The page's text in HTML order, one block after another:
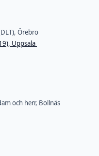
Örebro
Uppsala
och herr, Bollnäs